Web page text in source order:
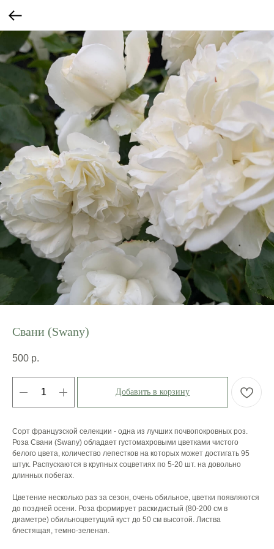
Свани (Swany)
500 р.
Добавить в корзину
Сорт французской селекции - одна из лучших почвопокровных роз.
Роза Свани (Swany) обладает густомахровыми цветками чистого
белого цвета, количество лепестков на которых может достигать 95
штук. Распускаются в крупных соцветиях по 5-20 шт. на довольно
длинных побегах.
Цветение несколько раз за сезон, очень обильное, цветки появляются
до поздней осени. Роза формирует раскидистый (80-200 см в
диаметре) обильноцветущий куст до 50 см высотой. Листва
блестящая, темно-зеленая.